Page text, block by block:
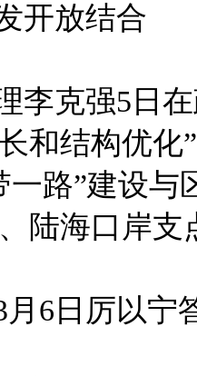
开放结合
李克强5日
和结构优化
一路”建设
陆海口岸支
月6日厉以宁